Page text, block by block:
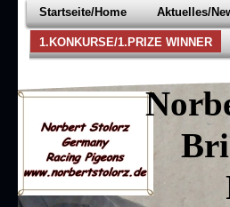
Startseite/Home Aktuelles/
1.KONKURSE/1.PRIZE WINNER